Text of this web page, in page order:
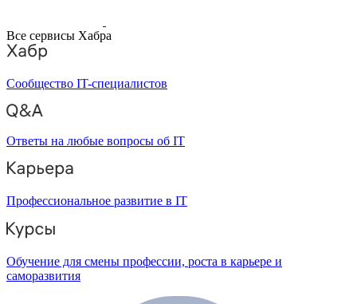
Все сервисы Хабра
Сообщество IT-специалистов
Ответы на любые вопросы об IT
Профессиональное развитие в IT
Обучение для смены профессии, роста в карьере и
саморазвития